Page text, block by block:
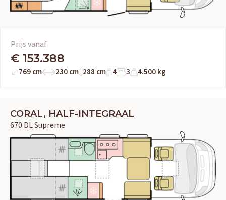
Prijs vanaf
€ 153.388
769 cm 230 cm 288 cm 4 3 4.500 kg
CORAL, HALF-INTEGRAAL
670 DL Supreme